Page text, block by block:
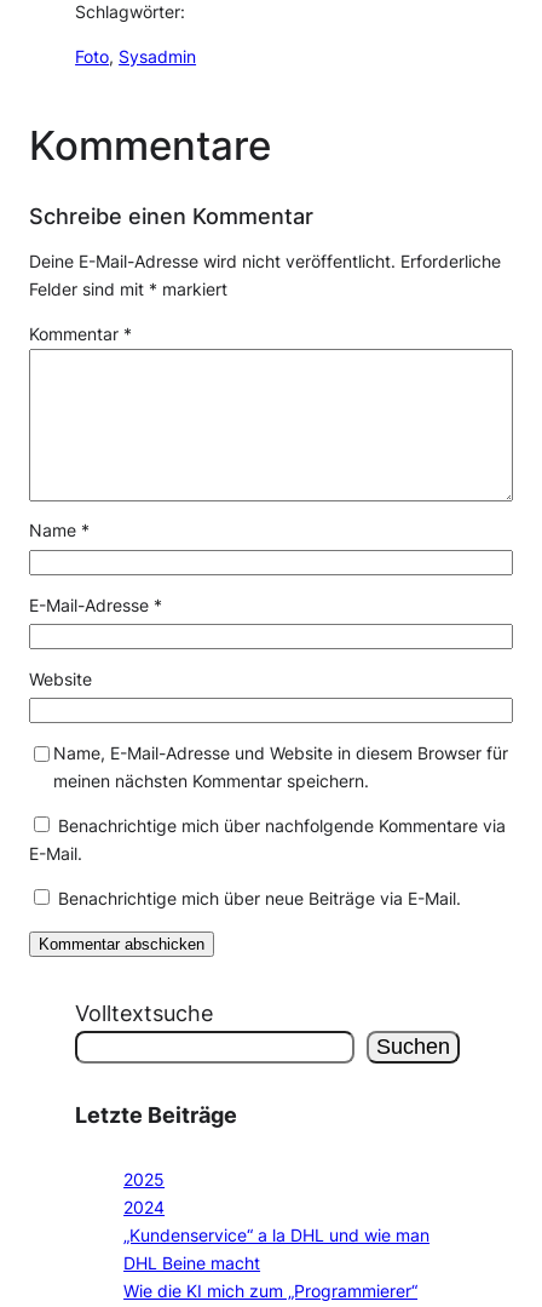
Schlagwörter:
Foto, Sysadmin
Kommentare
Schreibe einen Kommentar
Deine E-Mail-Adresse wird nicht veröffentlicht. Erforderliche
Felder sind mit * markiert
Kommentar *
Name *
E-Mail-Adresse *
Website
Name, E-Mail-Adresse und Website in diesem Browser für
meinen nächsten Kommentar speichern.
Benachrichtige mich über nachfolgende Kommentare via
E-Mail.
Benachrichtige mich über neue Beiträge via E-Mail.
Volltextsuche
Suchen
Letzte Beiträge
2025
2024
„Kundenservice“ a la DHL und wie man
DHL Beine macht
Wie die KI mich zum „Programmierer“